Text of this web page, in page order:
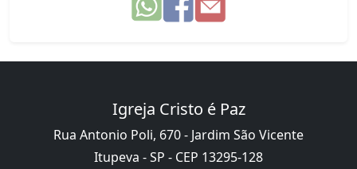
Igreja Cristo é Paz
Rua Antonio Poli, 670 - Jardim São Vicente
Itupeva - SP - CEP 13295-128